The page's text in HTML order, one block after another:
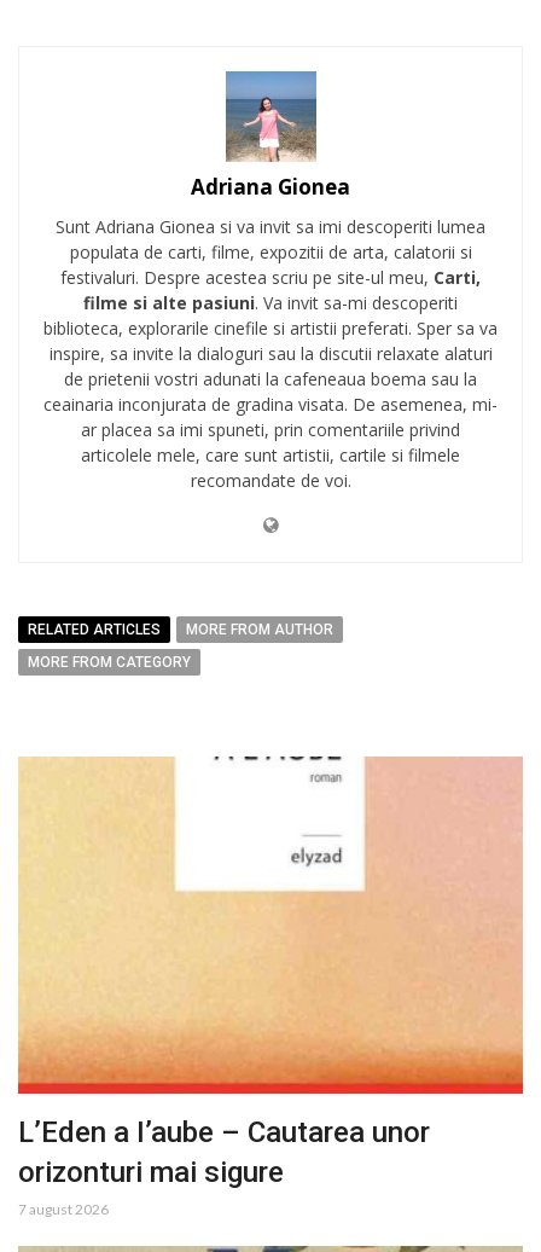
Adriana Gionea
Sunt Adriana Gionea si va invit sa imi descoperiti lumea
populata de carti, filme, expozitii de arta, calatorii si
festivaluri. Despre acestea scriu pe site-ul meu, Carti,
filme si alte pasiuni. Va invit sa-mi descoperiti
biblioteca, explorarile cinefile si artistii preferati. Sper sa va
inspire, sa invite la dialoguri sau la discutii relaxate alaturi
de prietenii vostri adunati la cafeneaua boema sau la
ceainaria inconjurata de gradina visata. De asemenea, mi-
ar placea sa imi spuneti, prin comentariile privind
articolele mele, care sunt artistii, cartile si filmele
recomandate de voi.
RELATED ARTICLES
MORE FROM AUTHOR
MORE FROM CATEGORY
L’Eden a I’aube – Cautarea unor
orizonturi mai sigure
7 august 2026